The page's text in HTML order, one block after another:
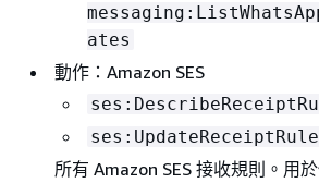
ates
動作：Amazon SES
ses:UpdateReceiptRule
所有 Amazon SES 接收規則。用